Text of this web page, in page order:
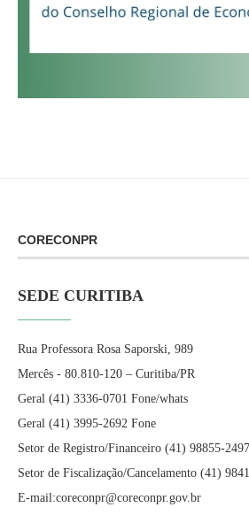
CORECONPR
SEDE CURITIBA
Rua Professora Rosa Saporski, 989
Mercês - 80.810-120 – Curitiba/PR
Geral (41) 3336-0701 Fone/whats
Geral (41) 3995-2692 Fone
Setor de Registro/Financeiro (41) 98855-
Setor de Fiscalização/Cancelamento (41)
E-mail:coreconpr@coreconpr.gov.br